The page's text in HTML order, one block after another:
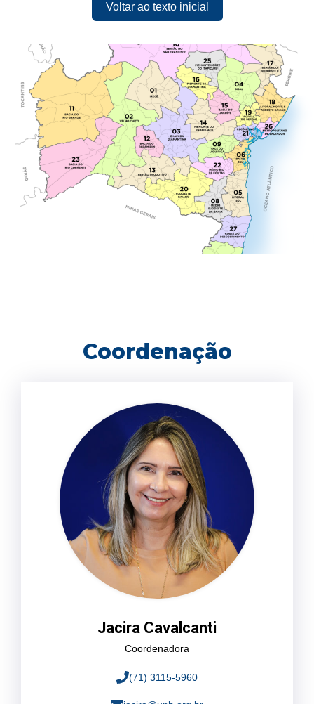
Voltar ao texto inicial
Coordenação
Jacira Cavalcanti
Coordenadora
(71) 3115-5960